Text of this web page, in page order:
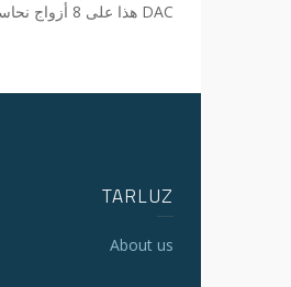
DAC هذا على 8 أزواج نحاسية عالية السرعة، يعمل كل منها بمعدلات بيانات تصل إلى 25Gb/s.
TARLUZ
About us